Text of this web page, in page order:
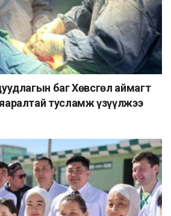
баг Хөвсгөл аймагт
тусламж үзүүлжээ